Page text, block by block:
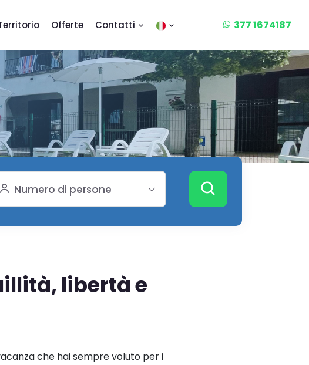
Offerte Contatti 377 1674187
Numero di persone
libertà e
che hai sempre voluto per i